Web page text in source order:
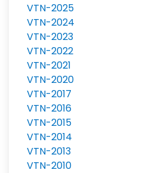
VTN-2025
VTN-2024
VTN-2023
VTN-2022
VTN-2021
VTN-2020
VTN-2017
VTN-2016
VTN-2015
VTN-2014
VTN-2013
VTN-2010